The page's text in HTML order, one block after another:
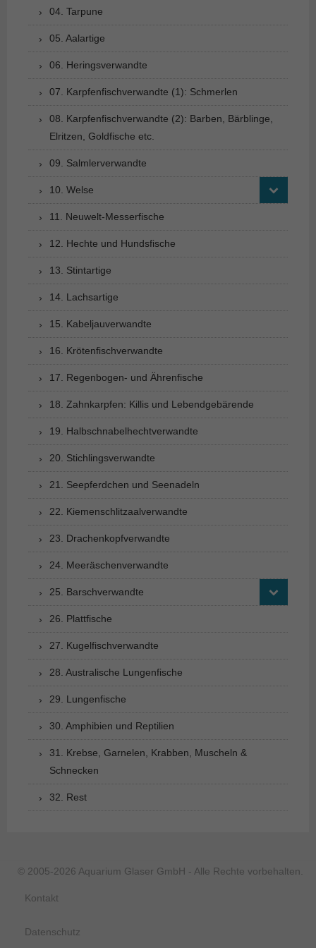
04. Tarpune
05. Aalartige
06. Heringsverwandte
07. Karpfenfischverwandte (1): Schmerlen
08. Karpfenfischverwandte (2): Barben, Bärblinge,
Elritzen, Goldfische etc.
09. Salmlerverwandte
10. Welse
11. Neuwelt-Messerfische
12. Hechte und Hundsfische
13. Stintartige
14. Lachsartige
15. Kabeljauverwandte
16. Krötenfischverwandte
17. Regenbogen- und Ährenfische
18. Zahnkarpfen: Killis und Lebendgebärende
19. Halbschnabelhechtverwandte
20. Stichlingsverwandte
21. Seepferdchen und Seenadeln
22. Kiemenschlitzaalverwandte
23. Drachenkopfverwandte
24. Meeräschenverwandte
25. Barschverwandte
26. Plattfische
27. Kugelfischverwandte
28. Australische Lungenfische
29. Lungenfische
30. Amphibien und Reptilien
31. Krebse, Garnelen, Krabben, Muscheln &
Schnecken
32. Rest
© 2005-2026 Aquarium Glaser GmbH - Alle Rechte vorbehalten.
Kontakt
Datenschutz